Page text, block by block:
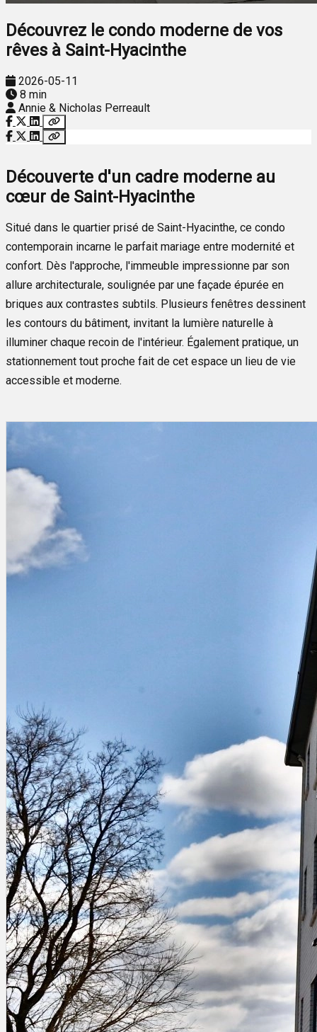
Découvrez le condo moderne de vos
rêves à Saint-Hyacinthe
2026-05-11
8 min
Annie & Nicholas Perreault
Découverte d'un cadre moderne au
cœur de Saint-Hyacinthe
Situé dans le quartier prisé de Saint-Hyacinthe, ce condo
contemporain incarne le parfait mariage entre modernité et
confort. Dès l'approche, l'immeuble impressionne par son
allure architecturale, soulignée par une façade épurée en
briques aux contrastes subtils. Plusieurs fenêtres dessinent
les contours du bâtiment, invitant la lumière naturelle à
illuminer chaque recoin de l'intérieur. Également pratique, un
stationnement tout proche fait de cet espace un lieu de vie
accessible et moderne.